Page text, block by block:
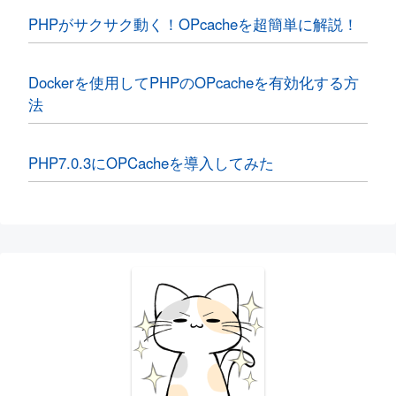
PHPがサクサク動く！OPcacheを超簡単に解説！
Dockerを使用してPHPのOPcacheを有効化する方
法
PHP7.0.3にOPCacheを導入してみた